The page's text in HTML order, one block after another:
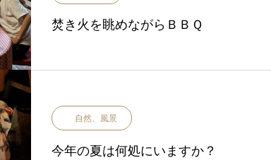
焚き火を眺めながらＢＢＱ
自然、風景
今年の夏は何処にいますか？